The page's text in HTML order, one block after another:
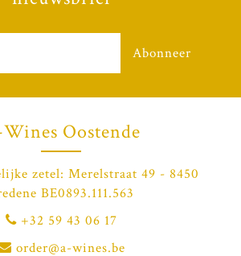
Abonneer
Oostende
zetel: Merelstraat 49 - 8450
BE0893.111.563
+32 59 43 06 17
order@a-wines.be